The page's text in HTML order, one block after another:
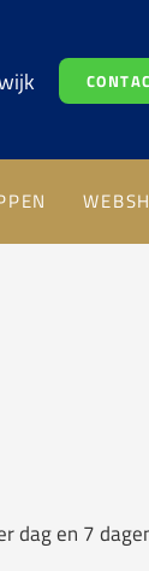
dag en 7